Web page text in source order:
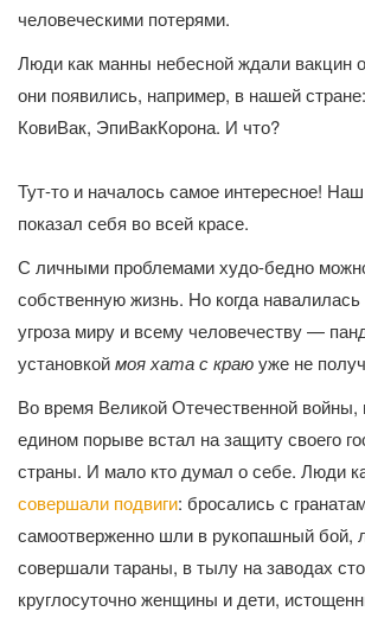
человеческими потерями.
Люди как манны небесной ждали вакцин
они появились, например, в нашей
КовиВак, ЭпиВакКорона. И что?
Тут-то и началось самое интересное!
показал себя во всей красе.
С личными проблемами худо-бедно
собственную жизнь. Но когда навалилась
угроза миру и всему человечеству —
установкоймоя хата с краюуже не
Во время Великой Отечественной войны,
едином порыве встал на защиту своего
страны. И мало кто думал о себе. Люди
совершали подвиги: бросались с
самоотверженно шли в рукопашный бой,
совершали тараны, в тылу на заводах
круглосуточно женщины и дети,